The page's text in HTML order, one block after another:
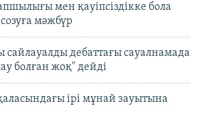
мен қауіпсіздікке бола
мәжбүр
сайлауалды дебаттағы сауалнамада
болған жоқ" дейді
ірі мұнай зауытына